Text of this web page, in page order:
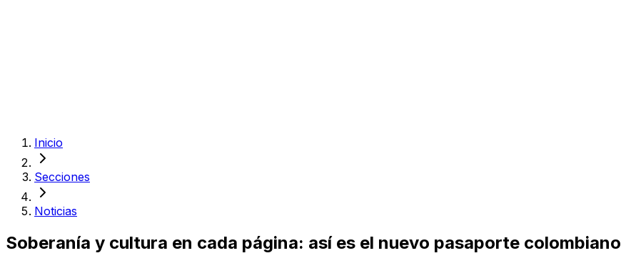
Inicio
Secciones
Noticias
Soberanía y cultura en cada página: así es el nuevo pasaporte colombiano